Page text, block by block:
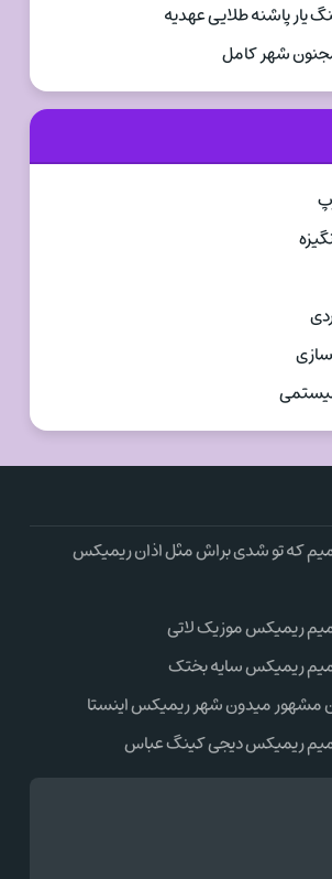
یار پاشنه طلایی عهدیه
شهر کامل
که تو شدی براش مثل اذان ریمیکس
ریمیکس موزیک لاتی
ریمیکس سایه بختک
مشهور میدون شهر ریمیکس اینستا
ریمیکس دیجی کینگ عباس